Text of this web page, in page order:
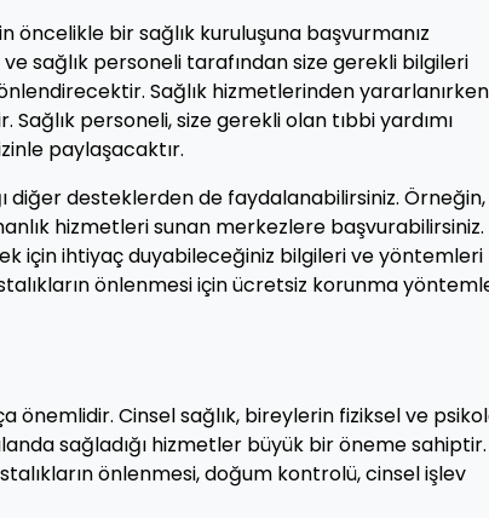
bir sağlık kuruluşuna başvurmanız
sağlık personeli tarafından size gerekli bilgileri
Sağlık hizmetlerinden yararlanırken
personeli, size gerekli olan tıbbi yardımı
paylaşacaktır.
diğer desteklerden de faydalanabilirsiniz.
hizmetleri sunan merkezlere başvurabilirsiniz.
için ihtiyaç duyabileceğiniz bilgileri ve yöntemleri
önlenmesi için ücretsiz korunma
önemlidir. Cinsel sağlık, bireylerin fiziksel ve
sağladığı hizmetler büyük bir öneme sahiptir.
önlenmesi, doğum kontrolü, cinsel işlev